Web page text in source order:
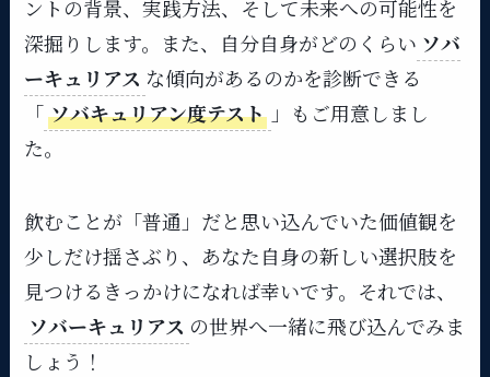
ントの背景、実践方法、そして未来への可能性を
深掘りします。また、自分自身がどのくらい ソバ
ーキュリアス な傾向があるのかを診断できる
「 ソバキュリアン度テスト 」もご用意しまし
た。
飲むことが「普通」だと思い込んでいた価値観を
少しだけ揺さぶり、あなた自身の新しい選択肢を
見つけるきっかけになれば幸いです。それでは、
ソバーキュリアス の世界へ一緒に飛び込んでみま
しょう！